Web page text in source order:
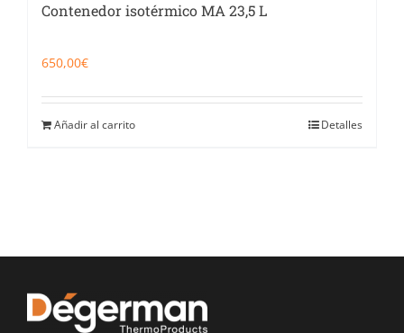
Contenedor isotérmico MA 23,5 L
650,00€
Añadir al carrito Detalles